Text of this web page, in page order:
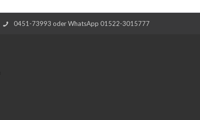
0451-73993 oder WhatsApp 01522-3015777